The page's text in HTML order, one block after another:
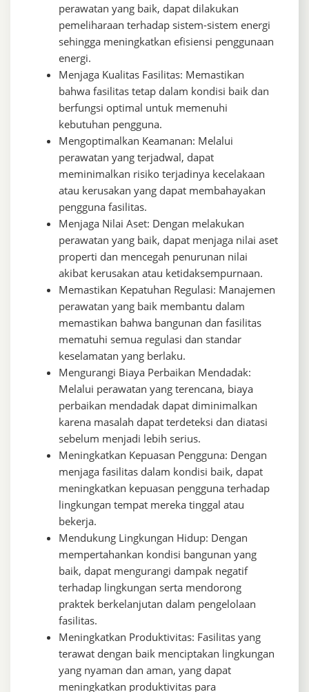
perawatan yang baik, dapat dilakukan
pemeliharaan terhadap sistem-sistem energi
sehingga meningkatkan efisiensi penggunaan
energi.
Menjaga Kualitas Fasilitas: Memastikan
bahwa fasilitas tetap dalam kondisi baik dan
berfungsi optimal untuk memenuhi
kebutuhan pengguna.
Mengoptimalkan Keamanan: Melalui
perawatan yang terjadwal, dapat
meminimalkan risiko terjadinya kecelakaan
atau kerusakan yang dapat membahayakan
pengguna fasilitas.
Menjaga Nilai Aset: Dengan melakukan
perawatan yang baik, dapat menjaga nilai aset
properti dan mencegah penurunan nilai
akibat kerusakan atau ketidaksempurnaan.
Memastikan Kepatuhan Regulasi: Manajemen
perawatan yang baik membantu dalam
memastikan bahwa bangunan dan fasilitas
mematuhi semua regulasi dan standar
keselamatan yang berlaku.
Mengurangi Biaya Perbaikan Mendadak:
Melalui perawatan yang terencana, biaya
perbaikan mendadak dapat diminimalkan
karena masalah dapat terdeteksi dan diatasi
sebelum menjadi lebih serius.
Meningkatkan Kepuasan Pengguna: Dengan
menjaga fasilitas dalam kondisi baik, dapat
meningkatkan kepuasan pengguna terhadap
lingkungan tempat mereka tinggal atau
bekerja.
Mendukung Lingkungan Hidup: Dengan
mempertahankan kondisi bangunan yang
baik, dapat mengurangi dampak negatif
terhadap lingkungan serta mendorong
praktek berkelanjutan dalam pengelolaan
fasilitas.
Meningkatkan Produktivitas: Fasilitas yang
terawat dengan baik menciptakan lingkungan
yang nyaman dan aman, yang dapat
meningkatkan produktivitas para